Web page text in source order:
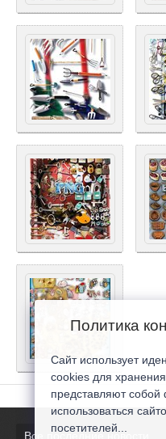
Все последние новости
Политика
Сайт использует
cookies для
представляют
использоваться
посетителей...